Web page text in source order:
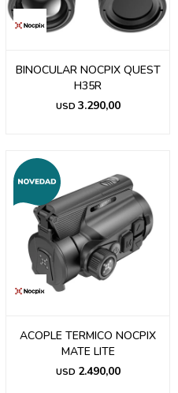
BINOCULAR NOCPIX QUEST
H35R
USD 3.290,00
ACOPLE TERMICO NOCPIX
MATE LITE
USD 2.490,00